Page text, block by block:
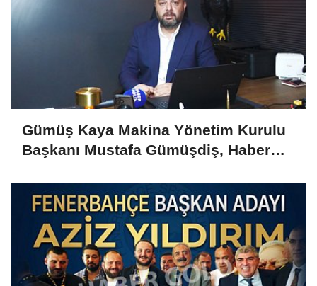
Gümüş Kaya Makina Yönetim Kurulu
Başkanı Mustafa Gümüşdiş, Haber